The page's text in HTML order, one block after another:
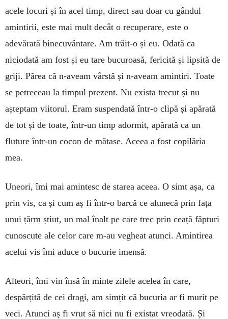
acele locuri și în acel timp, direct sau doar cu gândul
amintirii, este mai mult decât o recuperare, este o
adevărată binecuvântare. Am trăit-o și eu. Odată ca
niciodată am fost și eu tare bucuroasă, fericită și lipsită de
griji. Părea că n-aveam vârstă și n-aveam amintiri. Toate
se petreceau la timpul prezent. Nu exista trecut și nu
așteptam viitorul. Eram suspendată într-o clipă și apărată
de tot și de toate, într-un timp adormit, apărată ca un
fluture într-un cocon de mătase. Aceea a fost copilăria
mea.
Uneori, îmi mai amintesc de starea aceea. O simt așa, ca
prin vis, ca și cum aș fi într-o barcă ce alunecă prin fața
unui țărm știut, un mal înalt pe care trec prin ceață făpturi
cunoscute ale celor care m-au vegheat atunci. Amintirea
acelui vis îmi aduce o bucurie imensă.
Alteori, îmi vin însă în minte zilele acelea în care,
despărțită de cei dragi, am simțit că bucuria ar fi murit pe
veci. Atunci aș fi vrut să nici nu fi existat vreodată. Și